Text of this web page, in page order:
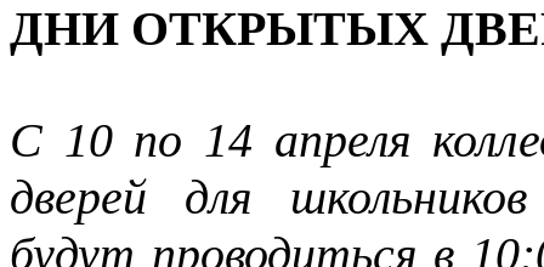
ДНИ ОТКРЫТЫХ
С 10 по 14 апреля
дверей для
будут проводиться в